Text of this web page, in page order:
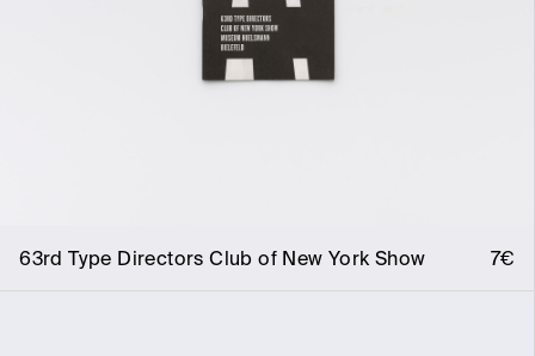
63rd Type Directors Club of New York Show 7€